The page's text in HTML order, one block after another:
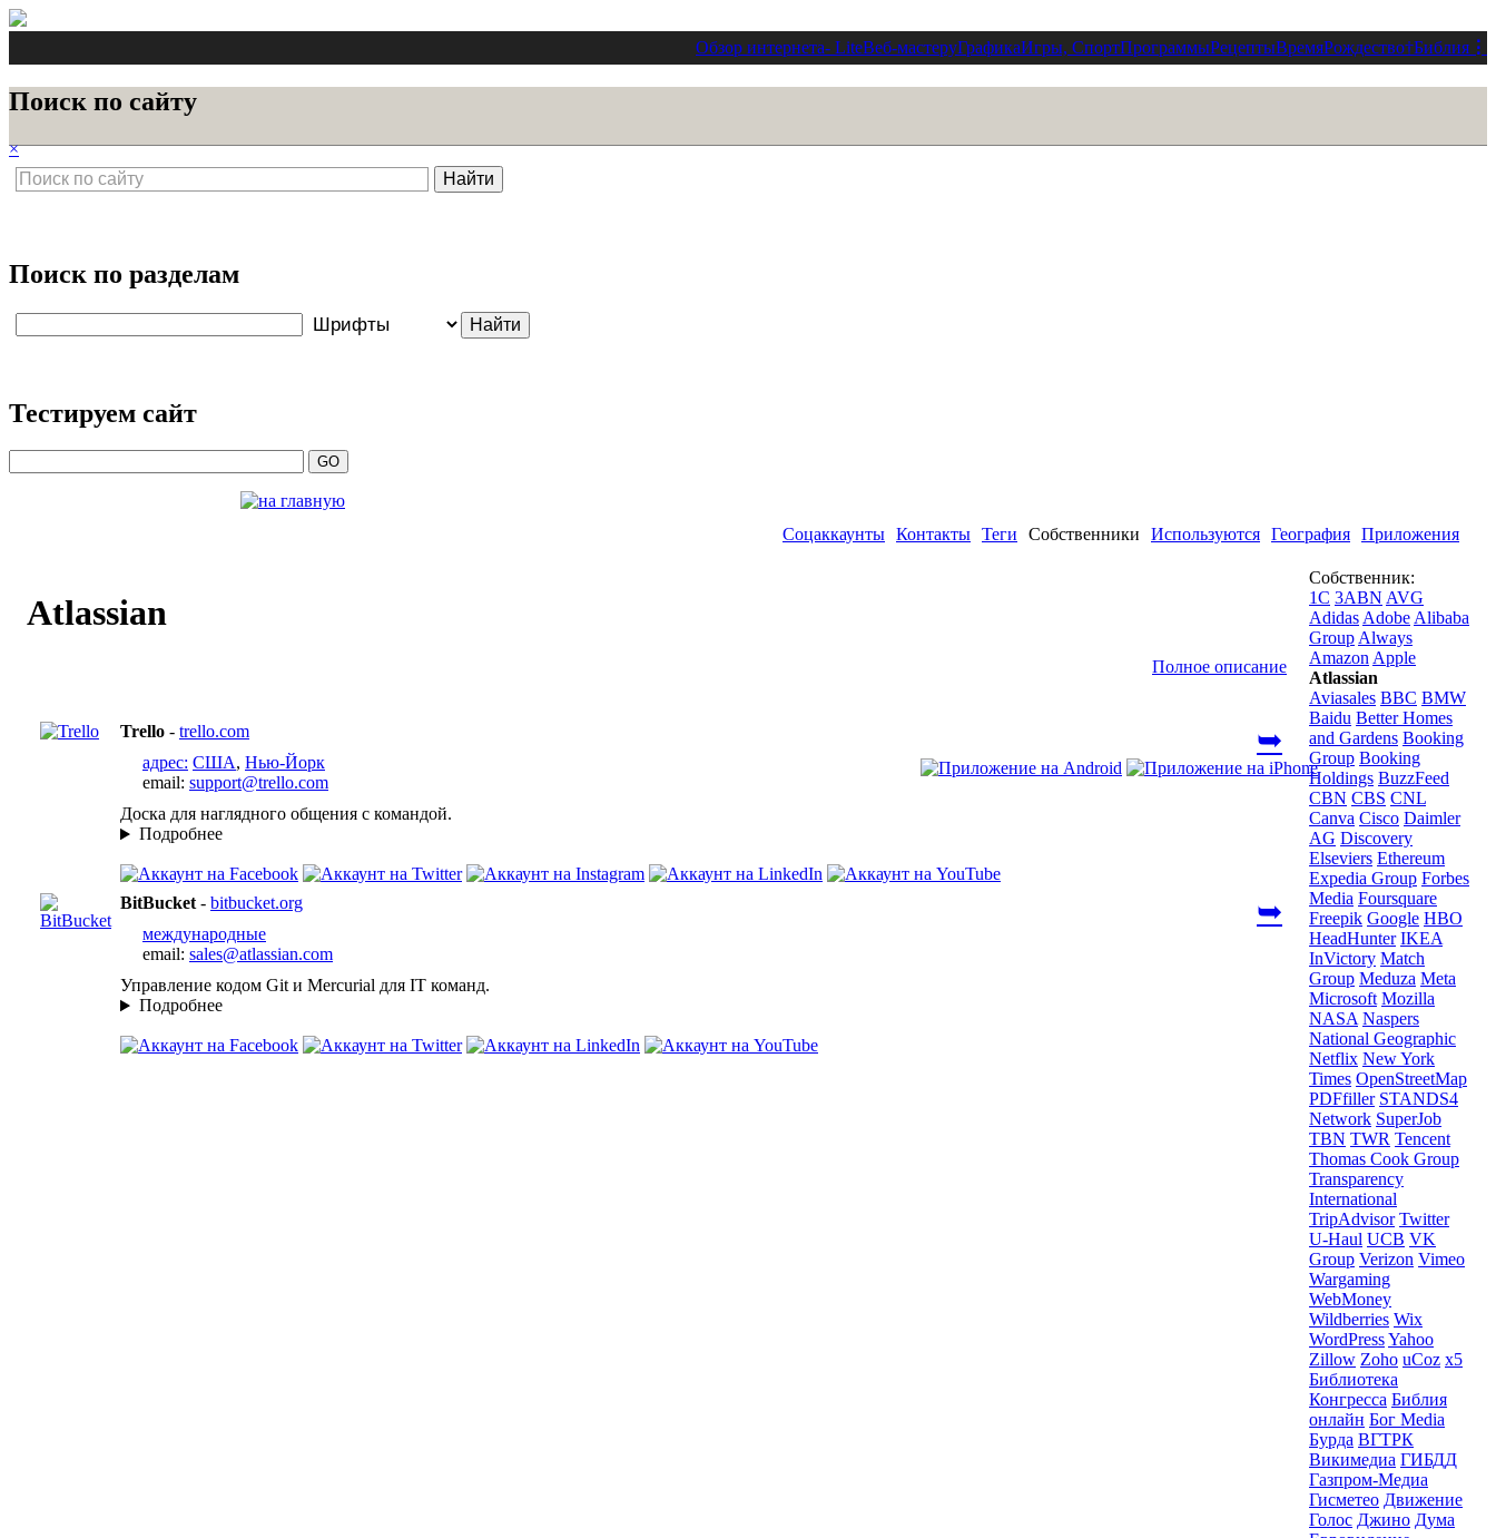
Обзор интернета- LiteВеб-мастеруГрафикаИгры, СпортПрограммыРецептыВремяРождество†Библия ⋮
Поиск по сайту
×
Поиск по разделам
Тестируем сайт
Соцаккаунты Контакты Теги Собственники Используются География Приложения
Atlassian
Полное описание
Trello - trello.com
адрес: США, Нью-Йорк
email: support@trello.com
Доска для наглядного общения с командой.
Подробнее
➥
BitBucket - bitbucket.org
международные
email: sales@atlassian.com
Управление кодом Git и Mercurial для IT команд.
Подробнее
➥
Собственник:
1С 3ABN AVG
AdidasAdobeAlibaba
GroupAlways
AmazonApple
Atlassian
Aviasales BBC BMW
Baidu Better Homes
and Gardens Booking
Group Booking
Holdings BuzzFeed
CBN CBS CNL
Canva Cisco Daimler
AG Discovery
Elseviers Ethereum
Expedia Group Forbes
Media Foursquare
Freepik Google HBO
HeadHunter IKEA
InVictory Match
Group Meduza Meta
Microsoft Mozilla
NASA Naspers
National Geographic
Netflix New York
Times OpenStreetMap
PDFfiller STANDS4
Network SuperJob
TBN TWR Tencent
Thomas Cook Group
Transparency
International
TripAdvisor Twitter
U-Haul UCB VK
Group Verizon Vimeo
Wargaming
WebMoney
Wildberries Wix
WordPressYahoo
Zillow Zoho uCoz x5
Библиотека
Конгресса Библия
онлайн Бог Media
Бурда ВГТРК
Викимедиа ГИБДД
Газпром-Медиа
Гисметео Движение
Голос Джино Дума